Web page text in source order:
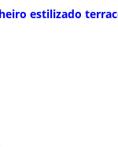
estilizado